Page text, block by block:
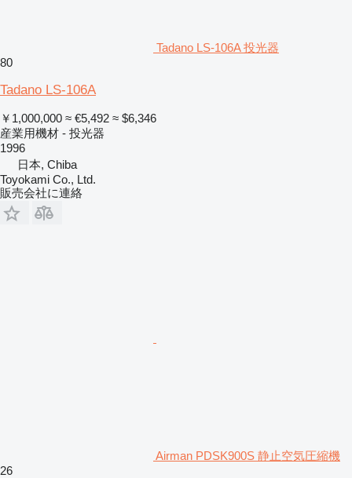
Tadano LS-106A 投光器
80
Tadano LS-106A
￥1,000,000 ≈ €5,492 ≈ $6,346
産業用機材 - 投光器
1996
日本, Chiba
Toyokami Co., Ltd.
販売会社に連絡
Airman PDSK900S 静止空気圧縮機
26